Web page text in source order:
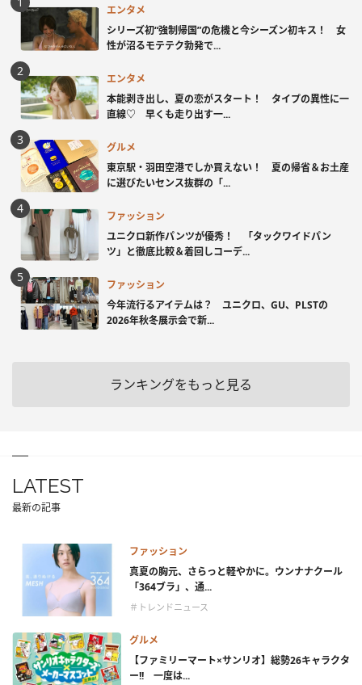
エンタメ
シリーズ初“強制帰国”の危機と今シーズン初キス！ 女
性が沼るモテテク勃発で...
エンタメ
本能剥き出し、夏の恋がスタート！ タイプの異性に一
直線♡ 早くも走り出す一...
グルメ
東京駅・羽田空港でしか買えない！ 夏の帰省＆お土産
に選びたいセンス抜群の「...
ファッション
ユニクロ新作パンツが優秀！ 「タックワイドパン
ツ」と徹底比較＆着回しコーデ...
ファッション
今年流行るアイテムは？ ユニクロ、GU、PLSTの
2026年秋冬展示会で新...
ランキングをもっと見る
LATEST
最新の記事
ファッション
真夏の胸元、さらっと軽やかに。ウンナナクール
「364ブラ」、通...
＃トレンドニュース
グルメ
【ファミリーマート×サンリオ】総勢26キャラクタ
ー!! 一度は...